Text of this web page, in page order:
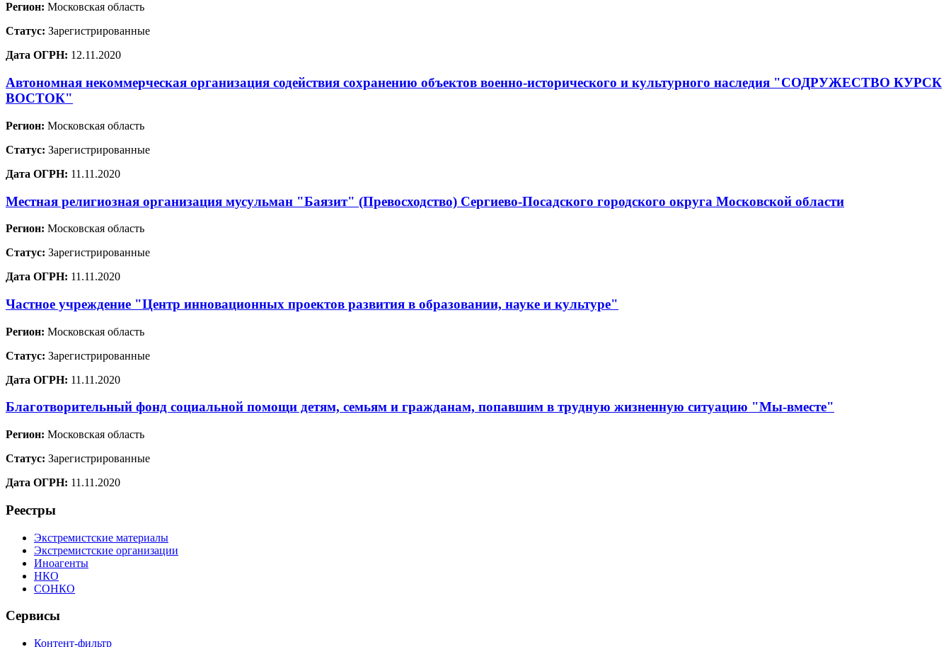
Регион: Московская область
Статус: Зарегистрированные
Дата ОГРН: 12.11.2020
Автономная некоммерческая организация содействия сохранению объектов военно-исторического и культурного наследия "СОДРУЖЕСТВО КУРСК
ВОСТОК"
Регион: Московская область
Статус: Зарегистрированные
Дата ОГРН: 11.11.2020
Местная религиозная организация мусульман "Баязит" (Превосходство) Сергиево-Посадского городского округа Московской области
Регион: Московская область
Статус: Зарегистрированные
Дата ОГРН: 11.11.2020
Частное учреждение "Центр инновационных проектов развития в образовании, науке и культуре"
Регион: Московская область
Статус: Зарегистрированные
Дата ОГРН: 11.11.2020
Благотворительный фонд социальной помощи детям, семьям и гражданам, попавшим в трудную жизненную ситуацию "Мы-вместе"
Регион: Московская область
Статус: Зарегистрированные
Дата ОГРН: 11.11.2020
Реестры
Экстремистские материалы
Экстремистские организации
Иноагенты
НКО
СОНКО
Сервисы
Контент-фильтр